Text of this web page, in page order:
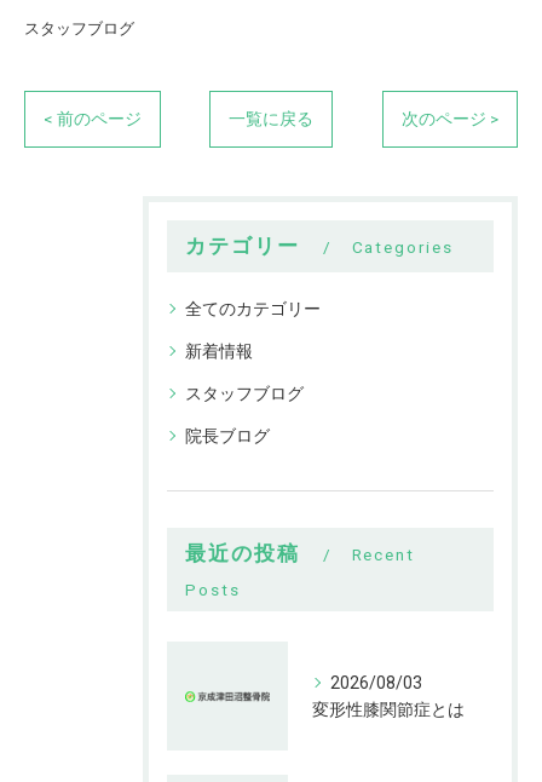
スタッフブログ
< 前のページ 一覧に戻る 次のページ >
カテゴリー Categories
全てのカテゴリー
新着情報
スタッフブログ
院長ブログ
最近の投稿
Recent
Posts
2026/08/03
変形性膝関節症とは